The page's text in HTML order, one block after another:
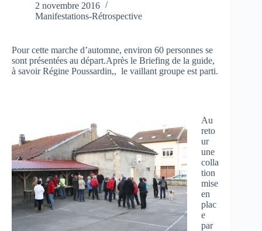
2 novembre 2016
Manifestations-Rétrospective
Pour cette marche d’automne, environ 60 personnes se
sont présentées au départ.Après le Briefing de la guide,
à savoir Régine Poussardin,, le vaillant groupe est parti.
Au
reto
ur
une
colla
tion
mise
en
plac
e
par